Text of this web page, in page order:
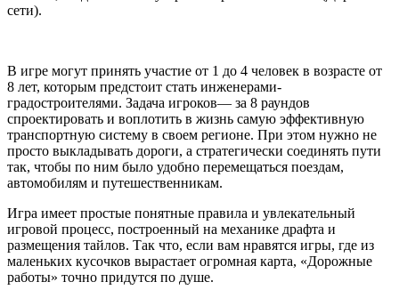
сети).
В игре могут принять участие от 1 до 4 человек в возрасте от
8 лет, которым предстоит стать инженерами-
градостроителями. Задача игроков— за 8 раундов
спроектировать и воплотить в жизнь самую эффективную
транспортную систему в своем регионе. При этом нужно не
просто выкладывать дороги, а стратегически соединять пути
так, чтобы по ним было удобно перемещаться поездам,
автомобилям и путешественникам.
Игра имеет простые понятные правила и увлекательный
игровой процесс, построенный на механике драфта и
размещения тайлов. Так что, если вам нравятся игры, где из
маленьких кусочков вырастает огромная карта, «Дорожные
работы» точно придутся по душе.